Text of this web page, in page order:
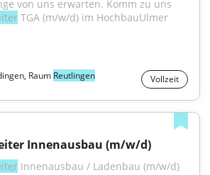
von uns erwarten. Komm zu uns
TGA (m/w/d) im HochbauUlmer
Raum Reutlingen Vollzeit
Innenausbau (m/w/d)
Innenausbau / Ladenbau (m⁠/⁠w⁠/⁠d)